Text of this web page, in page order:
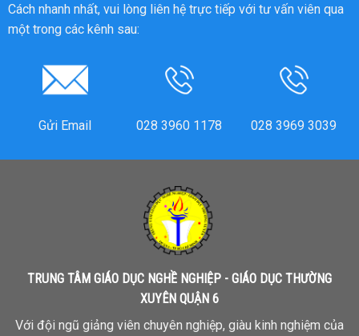
Cách nhanh nhất, vui lòng liên hệ trực tiếp với tư vấn viên qua
một trong các kênh sau:
Gửi Email 028 3960 1178 028 3969 3039
TRUNG TÂM GIÁO DỤC NGHỀ NGHIỆP - GIÁO DỤC THƯỜNG
XUYÊN QUẬN 6
Với đội ngũ giảng viên chuyên nghiệp, giàu kinh nghiệm của